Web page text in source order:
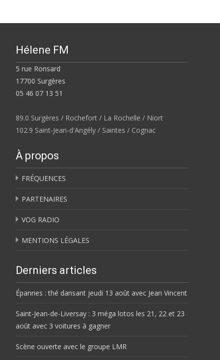
Hélene FM
5 rue Ronsard
17700 Surgères
05 46 07 13 51
89.0 Surgères / Rochefort / La Rochelle / Niort
102.9 Saint-Jean-d'Angély / Saintes / Cognac
À propos
FRÉQUENCES
PARTENAIRES
VOG RADIO
MENTIONS LÉGALES
Derniers articles
Épannes : thé dansant jeudi 13 août avec Jean Vincent
Saint-Jean-de-Liversay : 3 méga lotos les 21, 22 et 23
août avec 3 voitures à gagner
Scène ouverte avec le groupe LMR